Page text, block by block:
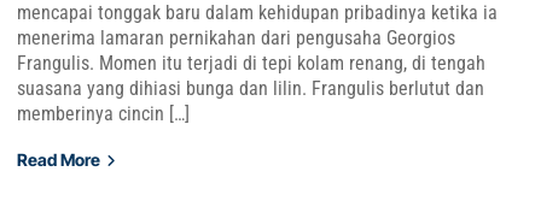
mencapai tonggak baru dalam kehidupan pribadinya ketika ia
menerima lamaran pernikahan dari pengusaha Georgios
Frangulis. Momen itu terjadi di tepi kolam renang, di tengah
suasana yang dihiasi bunga dan lilin. Frangulis berlutut dan
memberinya cincin […]
Read More